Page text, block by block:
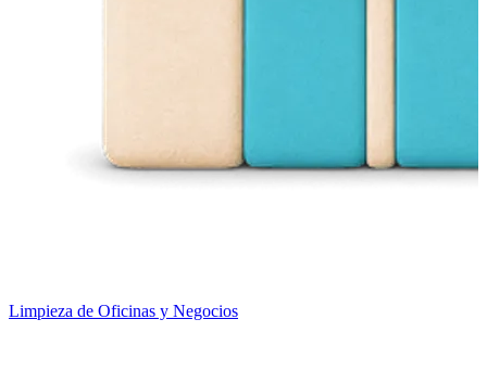
Limpieza de Oficinas y Negocios